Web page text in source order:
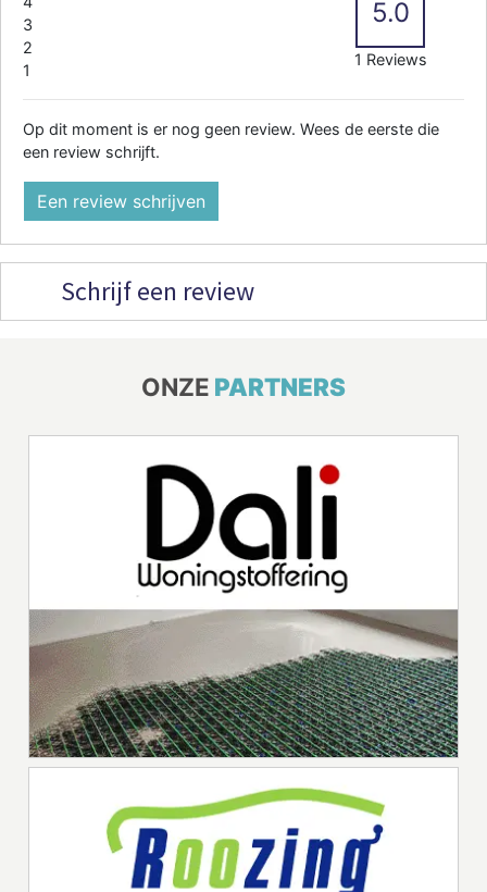
3
2
1
5.0
1 Reviews
Op dit moment is er nog geen review. Wees de eerste die
een review schrijft.
Een review schrijven
Schrijf een review
ONZE PARTNERS